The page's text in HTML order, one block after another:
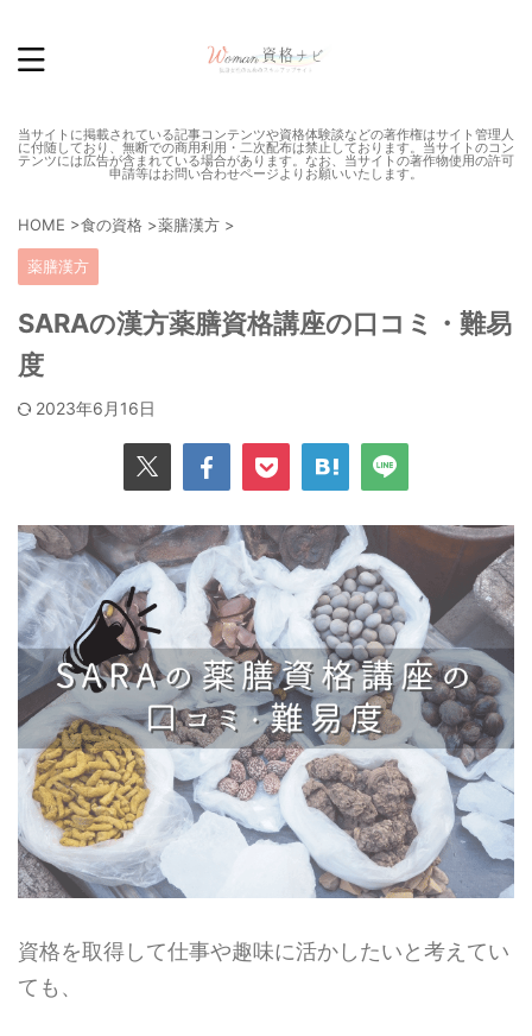
当サイトに掲載されている記事コンテンツや資格体験談などの著作権はサイト管理人
に付随しており、無断での商用利用・二次配布は禁止しております。当サイトのコン
テンツには広告が含まれている場合があります。なお、当サイトの著作物使用の許可
申請等はお問い合わせページよりお願いいたします。
HOME >食の資格 >薬膳漢方 >
薬膳漢方
SARAの漢方薬膳資格講座の口コミ・難易
度
2023年6月16日
資格を取得して仕事や趣味に活かしたいと考えてい
ても、